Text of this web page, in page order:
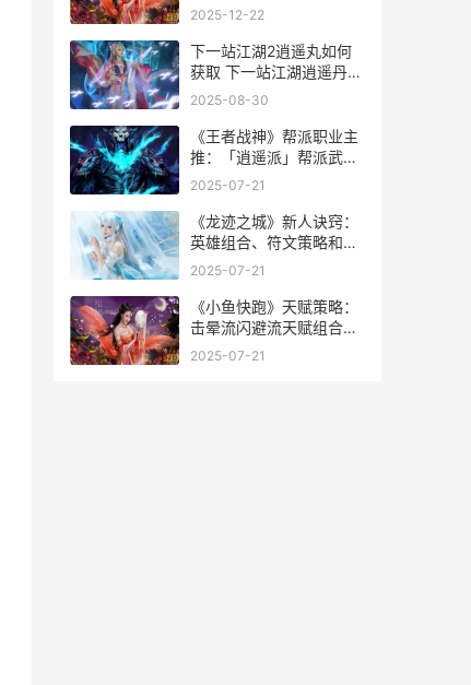
2025-12-22
下一站江湖2逍遥丸如何
获取 下一站江湖逍遥丹怎
么多出来的
2025-08-30
《王者战神》帮派职业主
推：「逍遥派」帮派武学
详细解答 王者战神攻略
2025-07-21
《龙迹之城》新人诀窍：
英雄组合、符文策略和摆
摊诀窍 龙迹天下
2025-07-21
《小鱼快跑》天赋策略：
击晕流闪避流天赋组合策
略 小鱼快跑儿歌图谱
2025-07-21